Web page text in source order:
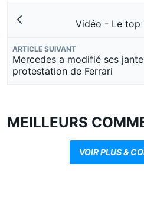
Vidéo - Le top
ARTICLE SUIVANT
Mercedes a modifié ses
protestation de Ferrari
MEILLEURS
VOIR PLUS &